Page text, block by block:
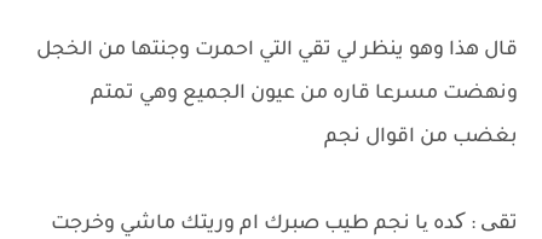
قال هذا وهو ينظر لي تقي التي احمرت وجنتها من الخجل
ونهضت مسرعا قاره من عيون الجميع وهي تمتم
بغضب من اقوال نجم
تقی : کده یا نجم طيب صبرك ام وريتك ماشي وخرجت